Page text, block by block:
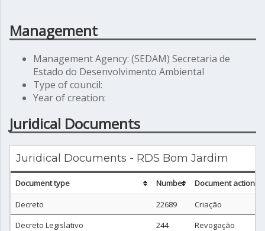
Management
Management Agency: (SEDAM) Secretaria de
Estado do Desenvolvimento Ambiental
Type of council:
Year of creation:
Juridical Documents
Juridical Documents - RDS Bom Jardim
Document type Number
Document action
Decreto
22689
Criação
Decreto Legislativo
244
Revogação